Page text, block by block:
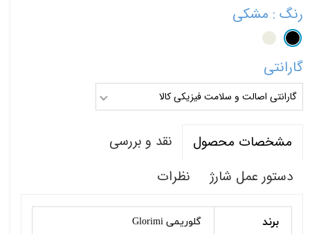
رنگ : مشکی
گارانتی
گارانتی اصالت و سلامت فیزیکی کالا
مشخصات محصول
نقد و بررسی
دستور عمل شارژ
نظرات
برند گلوریمی Glorimi